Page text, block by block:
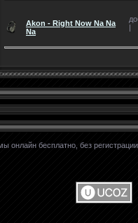
Akon - Right Now Na Na
Na
|
онлайн бесплатно, без